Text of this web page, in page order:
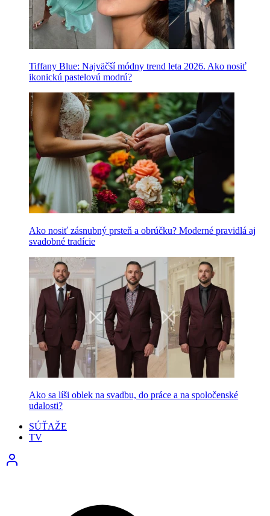
Tiffany Blue: Najväčší módny trend leta 2026. Ako nosiť
ikonickú pastelovú modrú?
Ako nosiť zásnubný prsteň a obrúčku? Moderné pravidlá aj
svadobné tradície
Ako sa líši oblek na svadbu, do práce a na spoločenské
udalosti?
SÚŤAŽE
TV